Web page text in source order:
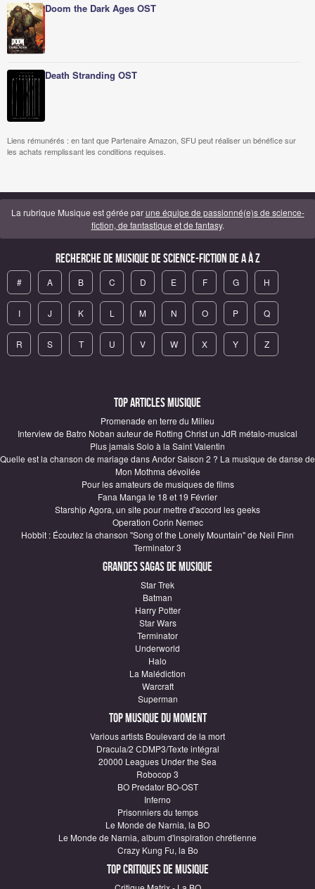
Doom the Dark Ages OST
Death Stranding OST
Liens rémunérés : en tant que Partenaire Amazon, SFU peut réaliser un bénéfice sur
les achats remplissant les conditions requises.
La rubrique Musique est gérée parune équipe de passionné(e)s de science-
fiction, de fantastique et de fantasy.
Recherche de Musique de science-fiction de A à Z
# A B C D E F G H
I J K L M N O P Q
R S T U V W X Y Z
Top articles Musique
Promenade en terre du Milieu
Interview de Batro Noban auteur de Rotting Christ un JdR métalo-musical
Plus jamais Solo à la Saint Valentin
Quelle est la chanson de mariage dans Andor Saison 2 ? La musique de danse de
Mon Mothma dévoilée
Pour les amateurs de musiques de films
Fana Manga le 18 et 19 Février
Starship Agora, un site pour mettre d'accord les geeks
Operation Corin Nemec
Hobbit : Écoutez la chanson "Song of the Lonely Mountain" de Neil Finn
Terminator 3
Grandes sagas de Musique
Star Trek
Batman
Harry Potter
Star Wars
Terminator
Underworld
Halo
La Malédiction
Warcraft
Superman
Top Musique du moment
Various artists Boulevard de la mort
Dracula/2 CDMP3/Texte intégral
20000 Leagues Under the Sea
Robocop 3
BO Predator BO-OST
Inferno
Prisonniers du temps
Le Monde de Narnia, la BO
Le Monde de Narnia, album d'inspiration chrétienne
Crazy Kung Fu, la Bo
Top critiques de Musique